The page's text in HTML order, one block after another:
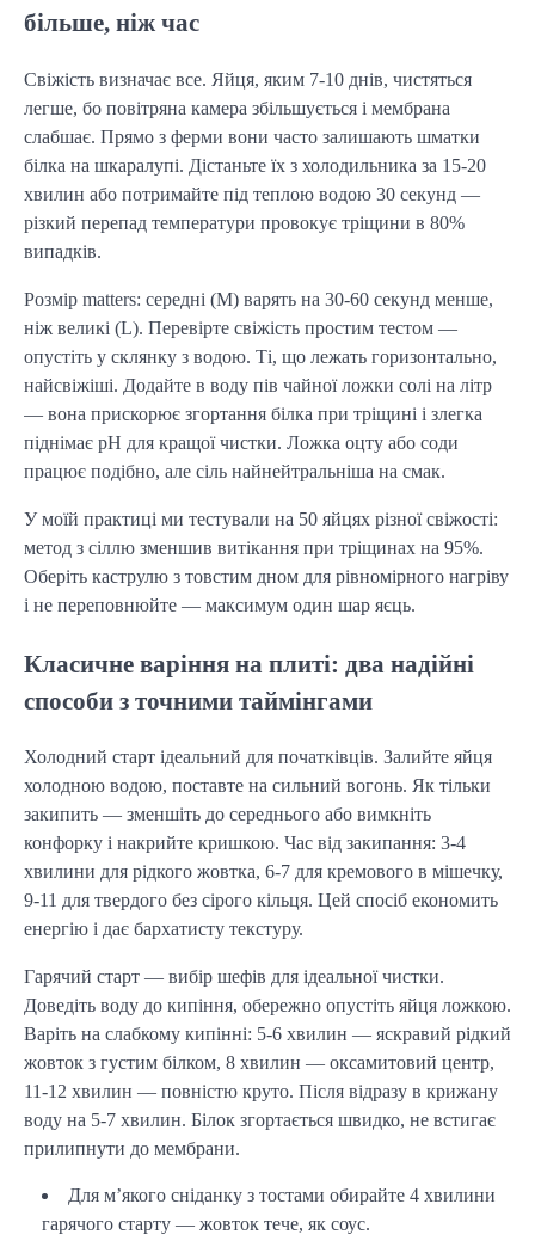
більше, ніж час
Свіжість визначає все. Яйця, яким 7-10 днів, чистяться
легше, бо повітряна камера збільшується і мембрана
слабшає. Прямо з ферми вони часто залишають шматки
білка на шкаралупі. Дістаньте їх з холодильника за 15-20
хвилин або потримайте під теплою водою 30 секунд —
різкий перепад температури провокує тріщини в 80%
випадків.
Розмір matters: середні (M) варять на 30-60 секунд менше,
ніж великі (L). Перевірте свіжість простим тестом —
опустіть у склянку з водою. Ті, що лежать горизонтально,
найсвіжіші. Додайте в воду пів чайної ложки солі на літр
— вона прискорює згортання білка при тріщині і злегка
піднімає pH для кращої чистки. Ложка оцту або соди
працює подібно, але сіль найнейтральніша на смак.
У моїй практиці ми тестували на 50 яйцях різної свіжості:
метод з сіллю зменшив витікання при тріщинах на 95%.
Оберіть каструлю з товстим дном для рівномірного нагріву
і не переповнюйте — максимум один шар яєць.
Класичне варіння на плиті: два надійні
способи з точними таймінгами
Холодний старт ідеальний для початківців. Залийте яйця
холодною водою, поставте на сильний вогонь. Як тільки
закипить — зменшіть до середнього або вимкніть
конфорку і накрийте кришкою. Час від закипання: 3-4
хвилини для рідкого жовтка, 6-7 для кремового в мішечку,
9-11 для твердого без сірого кільця. Цей спосіб економить
енергію і дає бархатисту текстуру.
Гарячий старт — вибір шефів для ідеальної чистки.
Доведіть воду до кипіння, обережно опустіть яйця ложкою.
Варіть на слабкому кипінні: 5-6 хвилин — яскравий рідкий
жовток з густим білком, 8 хвилин — оксамитовий центр,
11-12 хвилин — повністю круто. Після відразу в крижану
воду на 5-7 хвилин. Білок згортається швидко, не встигає
прилипнути до мембрани.
Для м’якого сніданку з тостами обирайте 4 хвилини
гарячого старту — жовток тече, як соус.